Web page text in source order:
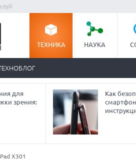
ТЕХНИКА НАУКА
для
зрения:
Как
X301